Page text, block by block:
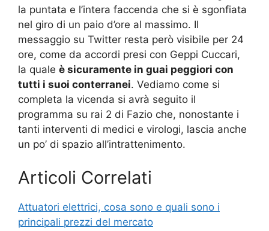
la puntata e l’intera faccenda che si è sgonfiata
nel giro di un paio d’ore al massimo. Il
messaggio su Twitter resta però visibile per 24
ore, come da accordi presi con Geppi Cuccari,
la quale è sicuramente in guai peggiori con
tutti i suoi conterranei. Vediamo come si
completa la vicenda si avrà seguito il
programma su rai 2 di Fazio che, nonostante i
tanti interventi di medici e virologi, lascia anche
un po’ di spazio all’intrattenimento.
Articoli Correlati
Attuatori elettrici, cosa sono e quali sono i
principali prezzi del mercato